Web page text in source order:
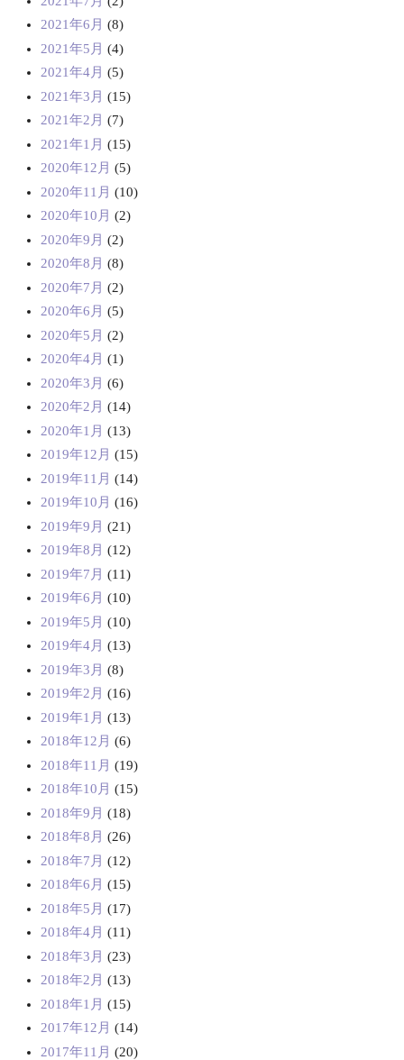
2021年6月 (8)
2021年5月 (4)
2021年4月 (5)
2021年3月 (15)
2021年2月 (7)
2021年1月 (15)
2020年12月 (5)
2020年11月 (10)
2020年10月 (2)
2020年9月 (2)
2020年8月 (8)
2020年7月 (2)
2020年6月 (5)
2020年5月 (2)
2020年4月 (1)
2020年3月 (6)
2020年2月 (14)
2020年1月 (13)
2019年12月 (15)
2019年11月 (14)
2019年10月 (16)
2019年9月 (21)
2019年8月 (12)
2019年7月 (11)
2019年6月 (10)
2019年5月 (10)
2019年4月 (13)
2019年3月 (8)
2019年2月 (16)
2019年1月 (13)
2018年12月 (6)
2018年11月 (19)
2018年10月 (15)
2018年9月 (18)
2018年8月 (26)
2018年7月 (12)
2018年6月 (15)
2018年5月 (17)
2018年4月 (11)
2018年3月 (23)
2018年2月 (13)
2018年1月 (15)
2017年12月 (14)
2017年11月 (20)